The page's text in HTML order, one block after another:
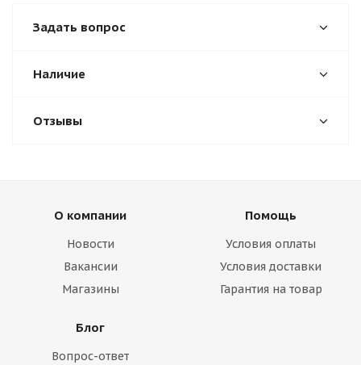
Задать вопрос
Наличие
Отзывы
О компании
Новости
Вакансии
Магазины
Помощь
Условия оплаты
Условия доставки
Гарантия на товар
Блог
Вопрос-ответ